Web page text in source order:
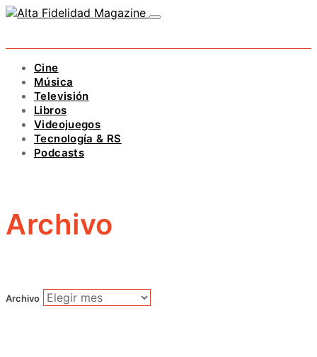
Cine
Música
Televisión
Libros
Videojuegos
Tecnología & RS
Podcasts
Archivo
Archivo